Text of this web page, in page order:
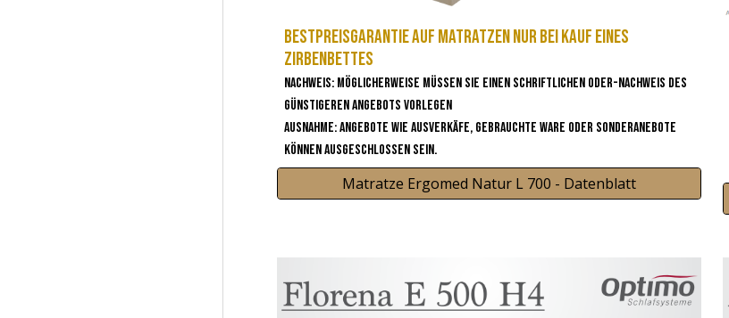
Bestpreisgarantie auf Matratzen nur bei Kauf eines
Zirbenbettes
Nachweis: Möglicherweise müssen sie einen Schriftlichen oder-Nachweis des
günstigeren Angebots vorlegen
Ausnahme: Angebote wie Ausverkäfe, gebrauchte Ware oder Sonderanebote
können ausgeschlossen sein.
Matratze Ergomed Natur L 700 - Datenblatt